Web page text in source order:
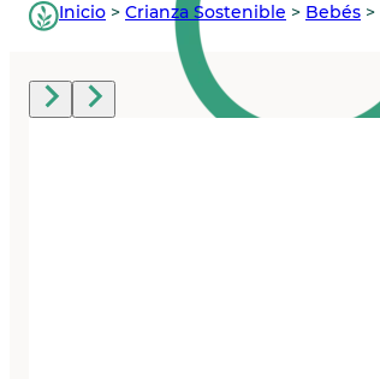
Inicio > Crianza Sostenible > Bebés >